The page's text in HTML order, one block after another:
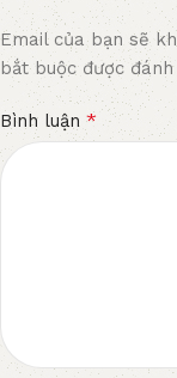
Email của bạn sẽ
bắt buộc được đánh
Bình luận *